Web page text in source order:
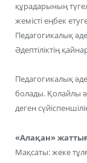
құрадарының
жемісті еңбек
Педагогикалық
Әдептіліктің
Педагогикалық
болады. Қолайлы
деген
«Алақан»
Мақсаты: жеке